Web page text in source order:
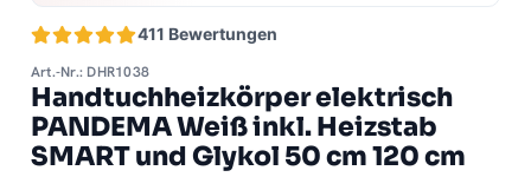
411 Bewertungen
Art.-Nr.: DHR1038
Handtuchheizkörper elektrisch
PANDEMA Weiß inkl. Heizstab
SMART und Glykol 50 cm 120 cm